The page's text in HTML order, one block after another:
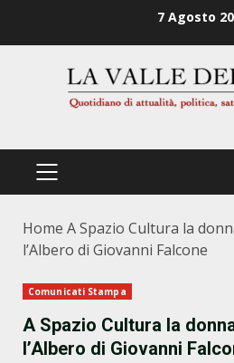
7 Agosto
PRIMÄRES
Home A Spazio Cultura la
l’Albero di Giovanni Falcone
Comunicati Stampa
A Spazio Cultura la
l’Albero di Giovanni